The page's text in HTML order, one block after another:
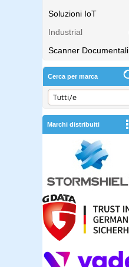
Soluzioni IoT
Industrial
Scanner Documentali
Cerca per marca
Marchi distribuiti